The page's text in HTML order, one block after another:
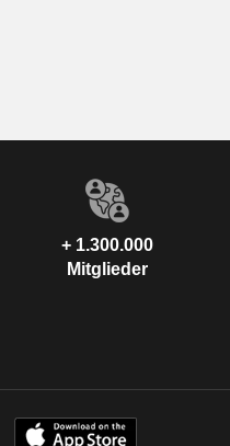
+ 1.300.000
Mitglieder